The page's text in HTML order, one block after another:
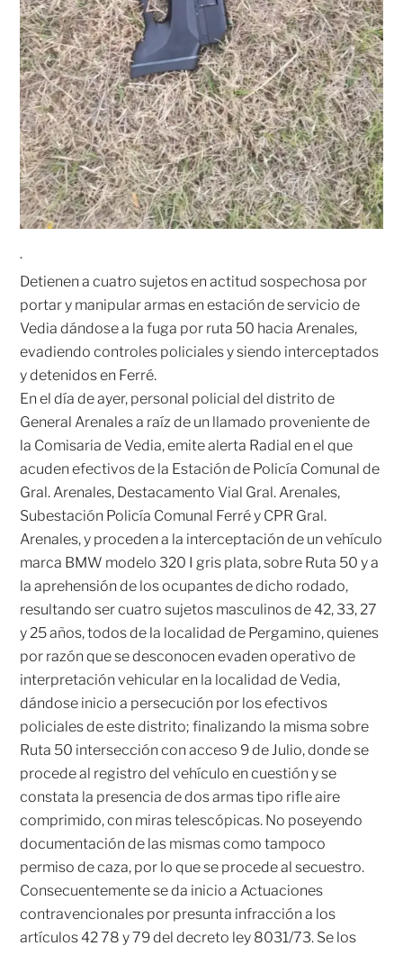
·
Detienen a cuatro sujetos en actitud sospechosa por
portar y manipular armas en estación de servicio de
Vedia dándose a la fuga por ruta 50 hacia Arenales,
evadiendo controles policiales y siendo interceptados
y detenidos en Ferré.
En el día de ayer, personal policial del distrito de
General Arenales a raíz de un llamado proveniente de
la Comisaria de Vedia, emite alerta Radial en el que
acuden efectivos de la Estación de Policía Comunal de
Gral. Arenales, Destacamento Vial Gral. Arenales,
Subestación Policía Comunal Ferré y CPR Gral.
Arenales, y proceden a la interceptación de un vehículo
marca BMW modelo 320 I gris plata, sobre Ruta 50 y a
la aprehensión de los ocupantes de dicho rodado,
resultando ser cuatro sujetos masculinos de 42, 33, 27
y 25 años, todos de la localidad de Pergamino, quienes
por razón que se desconocen evaden operativo de
interpretación vehicular en la localidad de Vedia,
dándose inicio a persecución por los efectivos
policiales de este distrito; finalizando la misma sobre
Ruta 50 intersección con acceso 9 de Julio, donde se
procede al registro del vehículo en cuestión y se
constata la presencia de dos armas tipo rifle aire
comprimido, con miras telescópicas. No poseyendo
documentación de las mismas como tampoco
permiso de caza, por lo que se procede al secuestro.
Consecuentemente se da inicio a Actuaciones
contravencionales por presunta infracción a los
artículos 42 78 y 79 del decreto ley 8031/73. Se los